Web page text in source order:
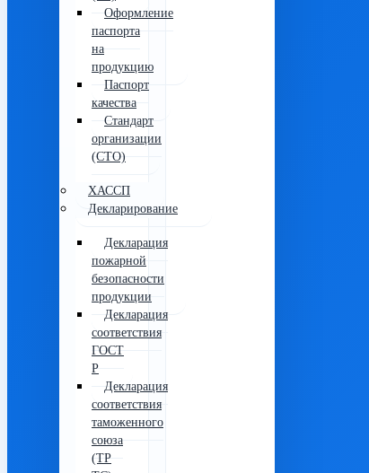
Оформление
паспорта
на
продукцию
Паспорт
качества
Стандарт
организации
(СТО)
ХАССП
Декларирование
Декларация
пожарной
безопасности
продукции
Декларация
соответствия
ГОСТ
Р
Декларация
соответствия
таможенного
союза
(ТР